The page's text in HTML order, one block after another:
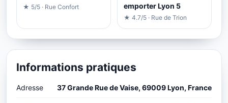
★ 5/5 · Rue Confort
emporter Lyon 5
★ 4.7/5 · Rue de Trion
Informations pratiques
Adresse 37 Grande Rue de Vaise, 69009 Lyon, France